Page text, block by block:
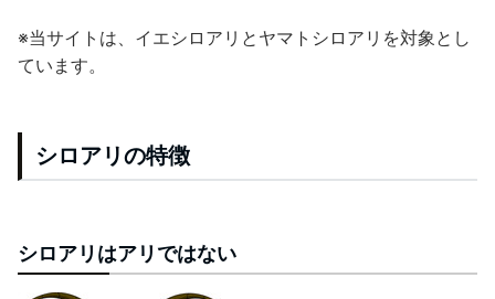
※当サイトは、イエシロアリとヤマトシロアリを対象とし
ています。
シロアリの特徴
シロアリはアリではない